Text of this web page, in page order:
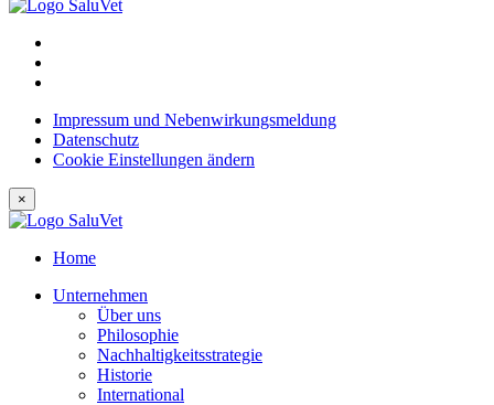
Impressum und Nebenwirkungsmeldung
Datenschutz
Cookie Einstellungen ändern
×
Home
Unternehmen
Über uns
Philosophie
Nachhaltigkeitsstrategie
Historie
International